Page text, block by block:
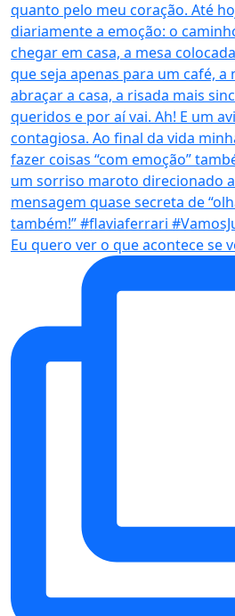
Eu quero ver o que acontece se